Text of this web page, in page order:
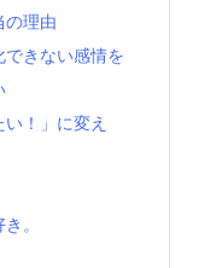
の理由
できない感情を
！」に変え
。